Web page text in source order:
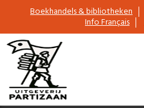
Boekhandels & bibliotheken
Info Français